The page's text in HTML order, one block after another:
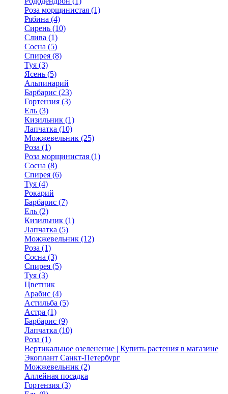
Роза морщинистая (1)
Рябина (4)
Сирень (10)
Слива (1)
Сосна (5)
Спирея (8)
Туя (3)
Ясень (5)
Альпинарий
Барбарис (23)
Гортензия (3)
Ель (3)
Кизильник (1)
Лапчатка (10)
Можжевельник (25)
Роза (1)
Роза морщинистая (1)
Сосна (8)
Спирея (6)
Туя (4)
Рокарий
Барбарис (7)
Ель (2)
Кизильник (1)
Лапчатка (5)
Можжевельник (12)
Роза (1)
Сосна (3)
Спирея (5)
Туя (3)
Цветник
Арабис (4)
Астильба (5)
Астра (1)
Барбарис (9)
Лапчатка (10)
Роза (1)
Вертикальное озеленение | Купить растения в магазине
Экоплант Санкт-Петербург
Можжевельник (2)
Аллейная посадка
Гортензия (3)